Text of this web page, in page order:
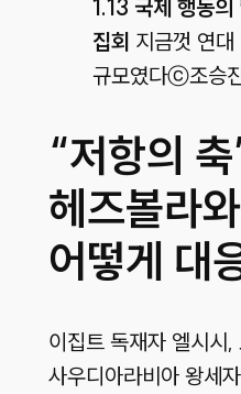
1.13 국제 행동의
집회 지금껏 연
규모였다ⓒ조승
“저항의 축
헤즈볼라
어떻게 대
이집트 독재자 엘시시
사우디아라비아 왕세